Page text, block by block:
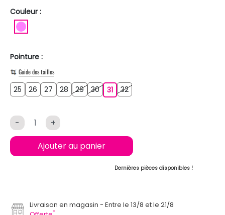
Couleur :
Pointure :
Guide des tailles
25 26 2627 2728 28292930303131 3232
- +
Ajouter au panier
Dernières pièces disponibles !
Livraison en magasin
Entre le 13/8 et le 21/8
*